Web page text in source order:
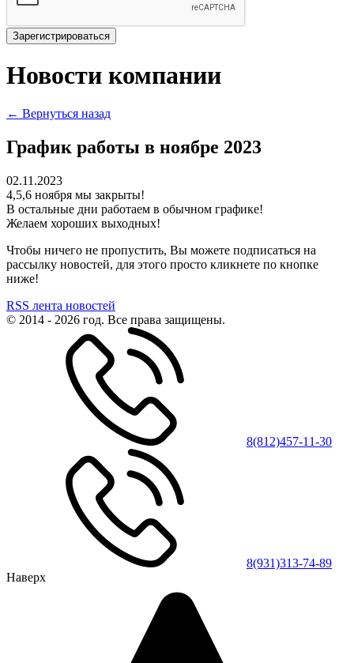
Зарегистрироваться
Новости компании
← Вернуться назад
График работы в ноябре 2023
02.11.2023
4,5,6 ноября мы закрыты!
В остальные дни работаем в обычном графике!
Желаем хороших выходных!
Чтобы ничего не пропустить, Вы можете подписаться на
рассылку новостей, для этого просто кликнете по кнопке
ниже!
RSS лента новостей
© 2014 - 2026 год. Все права защищены.
8(812)457-11-30
8(931)313-74-89
Наверх